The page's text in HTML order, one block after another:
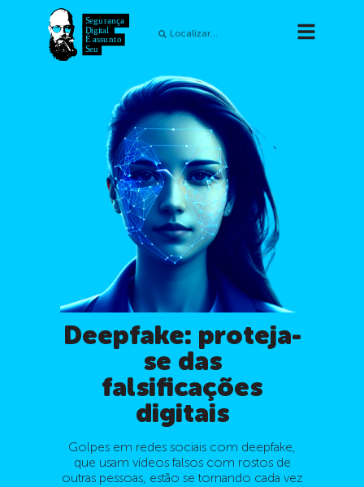
Deepfake: proteja-
se das
falsificações
digitais
Golpes em redes sociais com deepfake,
que usam vídeos falsos com rostos de
outras pessoas, estão se tornando cada vez